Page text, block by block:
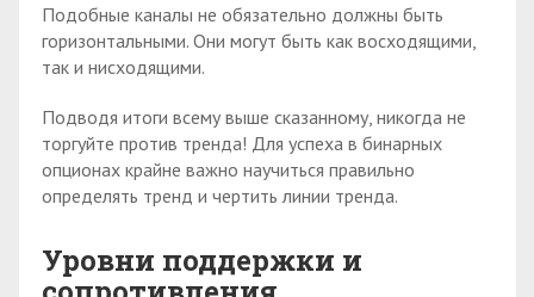
Подобные каналы не обязательно должны быть
горизонтальными. Они могут быть как восходящими,
так и нисходящими.
Подводя итоги всему выше сказанному, никогда не
торгуйте против тренда! Для успеха в бинарных
опционах крайне важно научиться правильно
определять тренд и чертить линии тренда.
Уровни поддержки и